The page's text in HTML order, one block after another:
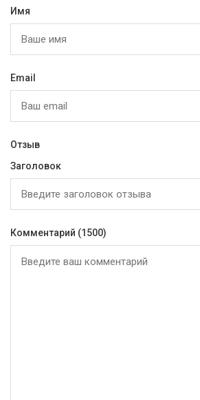
Имя
Email
Отзыв
Заголовок
Комментарий (1500)